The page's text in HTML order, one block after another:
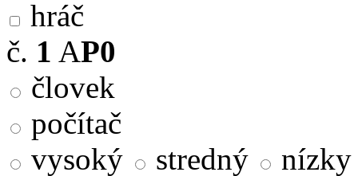
hráč
č. 1 AP0
človek
počítač
vysoký
stredný
nízky